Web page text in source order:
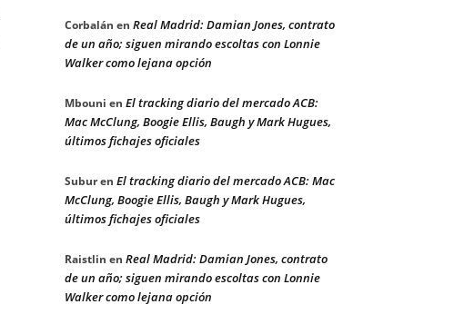
Corbalán en Real Madrid: Damian Jones, contrato
de un año; siguen mirando escoltas con Lonnie
Walker como lejana opción
Mbouni en El tracking diario del mercado ACB:
Mac McClung, Boogie Ellis, Baugh y Mark Hugues,
últimos fichajes oficiales
Suburen El tracking diario del mercado ACB: Mac
McClung, Boogie Ellis, Baugh y Mark Hugues,
últimos fichajes oficiales
Raistlin en Real Madrid: Damian Jones, contrato
de un año; siguen mirando escoltas con Lonnie
Walker como lejana opción